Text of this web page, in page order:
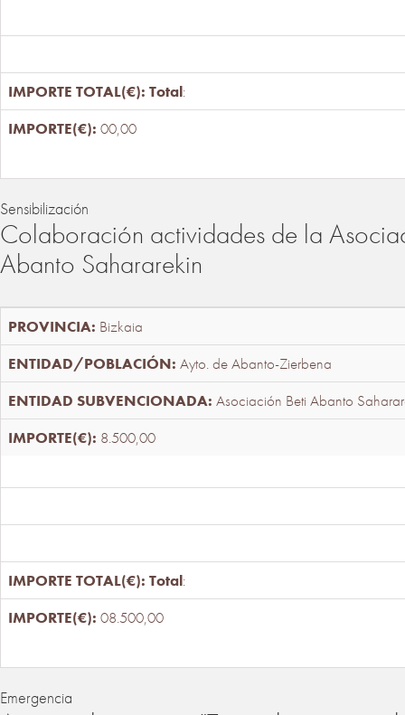
Total:
00,00
Sensibilización
Colaboración actividades de la
Abanto Sahararekin
Bizkaia
Ayto. de Abanto-Zierbena
Asociación Beti Abanto
8.500,00
Total:
08.500,00
Emergencia